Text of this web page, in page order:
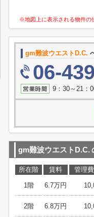
※地図上に表示される物件の
gm難波ウエストD.C.
06-
9：30～21：
gm難波ウエストD.C.
所在階 賃料 管理
1階
6.7万円
2階 6.8万円